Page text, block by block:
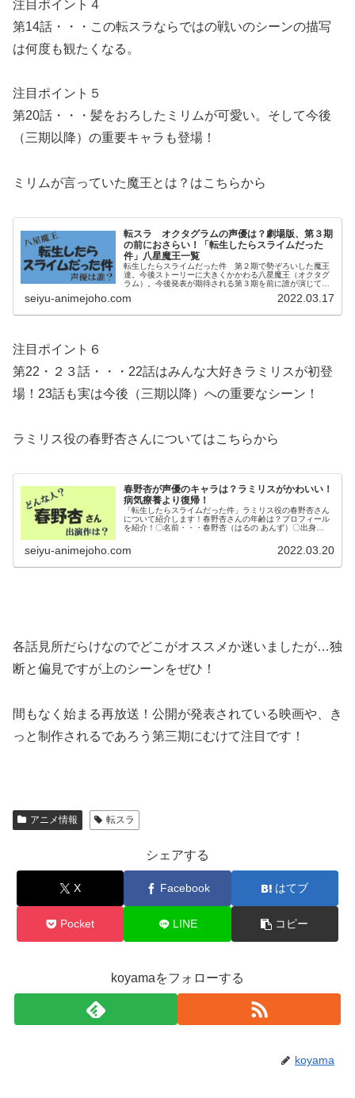
注目ポイント４
第14話・・・この転スラならではの戦いのシーンの描写
は何度も観たくなる。
注目ポイント５
第20話・・・髪をおろしたミリムが可愛い。そして今後
（三期以降）の重要キャラも登場！
ミリムが言っていた魔王とは？はこちらから
転スラ オクタグラムの声優は？劇場版、第３期
の前におさらい！「転生したらスライムだった
件」八星魔王一覧
転生したらスライムだった件 第２期で勢ぞろいした魔王
達。今後ストーリーに大きくかかわる八星魔王（オクタグ
ラム）。今後発表が期待される第３期を前に誰が演じてい
は？ 「転生したらスライムだった件」...
seiyu-animejoho.com 2022.03.17
注目ポイント６
第22・２３話・・・22話はみんな大好きラミリスが初登
場！23話も実は今後（三期以降）への重要なシーン！
ラミリス役の春野杏さんについてはこちらから
春野杏が声優のキャラは？ラミリスがかわいい！
病気療養より復帰！
「転生したらスライムだった件」ラミリス役の春野杏さん
について紹介します！春野杏さんの年齢は？プロフィール
を紹介！〇名前・・・春野杏（はるの あんず）〇出身
seiyu-animejoho.com 2022.03.20
各話見所だらけなのでどこがオススメか迷いましたが…独
断と偏見ですが上のシーンをぜひ！
間もなく始まる再放送！公開が発表されている映画や、き
っと制作されるであろう第三期にむけて注目です！
アニメ情報 転スラ
シェアする
X Facebook はてブ
Pocket LINE コピー
koyamaをフォローする
koyama